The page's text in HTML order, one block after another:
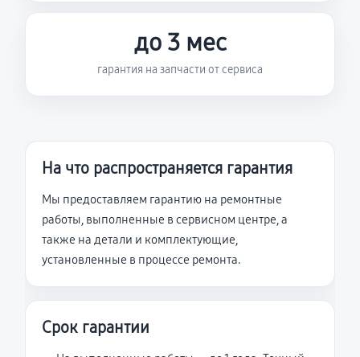
до 3 мес
гарантия на запчасти от сервиса
На что распространяется гарантия
Мы предоставляем гарантию на ремонтные
работы, выполненные в сервисном центре, а
также на детали и комплектующие,
установленные в процессе ремонта.
Срок гарантии